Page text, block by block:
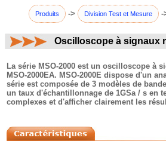
Produits -> Division Test et Mesure -
Oscilloscope à signaux
La série MSO-2000 est un oscilloscope à
MSO-2000EA. MSO-2000E dispose d'un
série est composée de 3 modèles de
un taux d'échantillonnage de 1GSa / s en
complexes et d'afficher clairement les